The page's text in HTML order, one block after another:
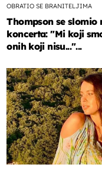
OBRATIO SE BRANITELJIMA
Thompson se slomio
koncerta: "Mi koji
onih koji nisu..."...